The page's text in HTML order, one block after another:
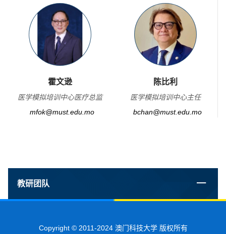
霍文逊
医学模拟培训中心医疗总监
mfok@must.edu.mo
陈比利
医学模拟培训中心主任
bchan@must.edu.mo
教研团队
Copyright © 2011-2024 澳门科技大学 版权所有